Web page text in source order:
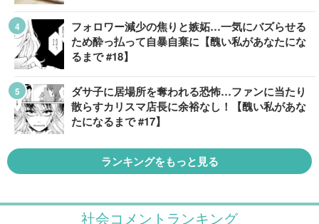
フォロワー減少の焦りと嫉妬…一気にバズらせる
ため酔っ払って自暴自棄に【醜い私があなたにな
るまで #18】
ダサ子に居場所を奪われる恐怖…ファンに当たり
散らすカリスマ店長に余裕なし！【醜い私があな
たになるまで #17】
ランキングをもっと見る